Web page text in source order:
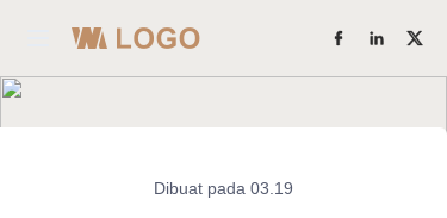
Dibuat pada 03.19